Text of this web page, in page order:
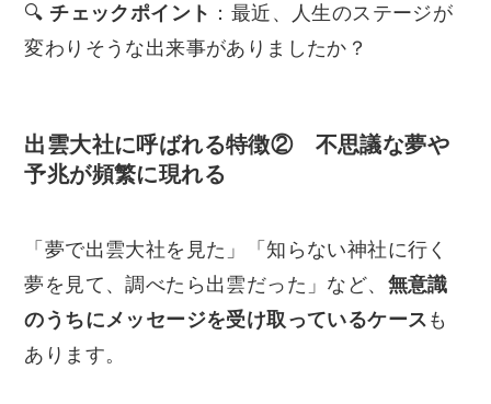
🔍 チェックポイント ：最近、人生のステージが
変わりそうな出来事がありましたか？
出雲大社に呼ばれる特徴② 不思議な夢や
予兆が頻繁に現れる
「夢で出雲大社を見た」「知らない神社に行く
夢を見て、調べたら出雲だった」など、 無意識
のうちにメッセージを受け取っているケース も
あります。